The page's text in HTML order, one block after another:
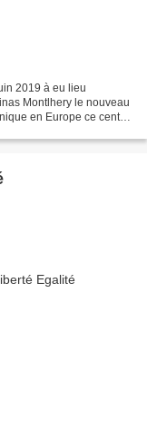
2019 à eu lieu
Montlhery le nouveau
en Europe ce centre